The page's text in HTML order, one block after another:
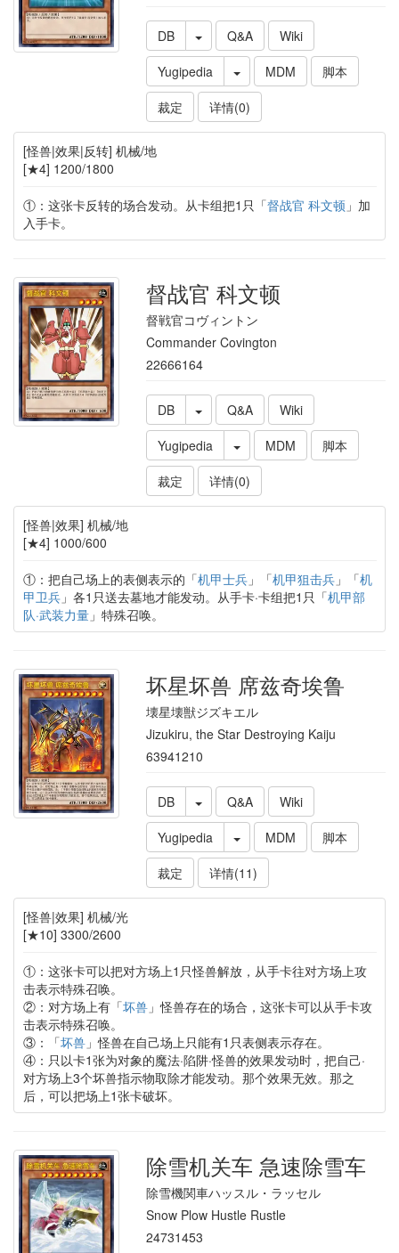
DB Q&A
Wiki
Yugipedia
MDM
脚本
裁定
详情(0)
[怪兽|效果|反转] 机械/地
[★4] 1200/1800
①：这张卡反转的场合发动。从卡组把1只「督战官 科文顿」加
入手卡。
督战官 科文顿
督戦官コヴィントン
Commander Covington
22666164
DB Q&A
Wiki
Yugipedia
MDM
脚本
裁定
详情(0)
[怪兽|效果] 机械/地
[★4] 1000/600
①：把自己场上的表侧表示的「机甲士兵」「机甲狙击兵」「机
甲卫兵」各1只送去墓地才能发动。从手卡·卡组把1只「机甲部
队·武装力量」特殊召唤。
坏星坏兽 席兹奇埃鲁
壊星壊獣ジズキエル
Jizukiru, the Star Destroying Kaiju
63941210
DB Q&A
Wiki
Yugipedia
MDM
脚本
裁定
详情(11)
[怪兽|效果] 机械/光
[★10] 3300/2600
①：这张卡可以把对方场上1只怪兽解放，从手卡往对方场上攻
击表示特殊召唤。
②：对方场上有「坏兽」怪兽存在的场合，这张卡可以从手卡攻
击表示特殊召唤。
③：「坏兽」怪兽在自己场上只能有1只表侧表示存在。
④：只以卡1张为对象的魔法·陷阱·怪兽的效果发动时，把自己·
对方场上3个坏兽指示物取除才能发动。那个效果无效。那之
后，可以把场上1张卡破坏。
除雪机关车 急速除雪车
除雪機関車ハッスル・ラッセル
Snow Plow Hustle Rustle
24731453